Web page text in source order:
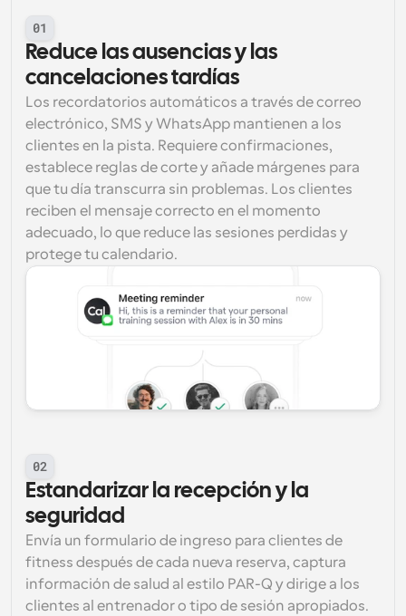
01
Reduce las ausencias y las
cancelaciones tardías
Los recordatorios automáticos a través de correo
electrónico, SMS y WhatsApp mantienen a los
clientes en la pista. Requiere confirmaciones,
establece reglas de corte y añade márgenes para
que tu día transcurra sin problemas. Los clientes
reciben el mensaje correcto en el momento
adecuado, lo que reduce las sesiones perdidas y
protege tu calendario.
02
Estandarizar la recepción y la
seguridad
Envía un formulario de ingreso para clientes de
fitness después de cada nueva reserva, captura
información de salud al estilo PAR-Q y dirige a los
clientes al entrenador o tipo de sesión apropiados.